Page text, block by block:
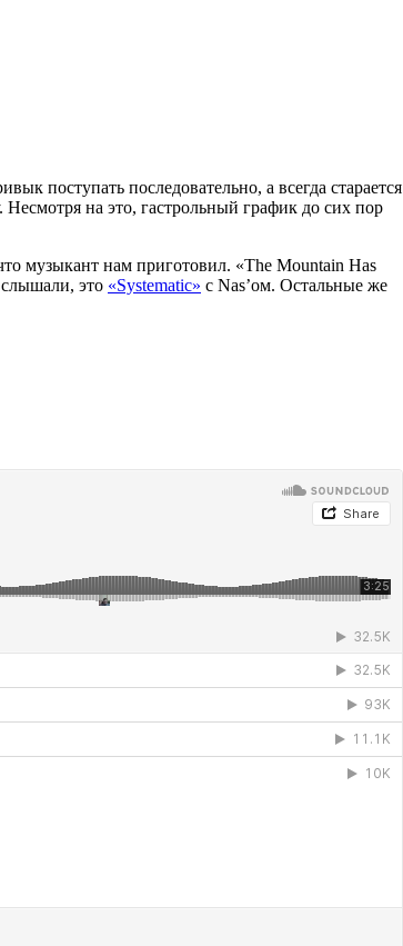
поступать последовательно, а всегда старается
на это, гастрольный график до сих пор
музыкант нам приготовил. «The Mountain Has
это «Systematic» с Nas’ом. Остальные же